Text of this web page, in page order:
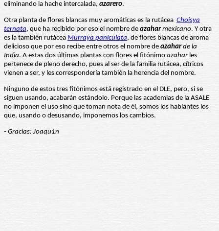
eliminando la hache intercalada, azarero.
Otra planta de flores blancas muy aromáticas es la rutácea Choisya
ternata, que ha recibido por eso el nombre de azaharmexicano. Y otra
es la también rutácea Murraya paniculata, de flores blancas de aroma
delicioso que por eso recibe entre otros el nombre de azaharde la
India. A estas dos últimas plantas con flores el fitónimo azaharles
pertenece de pleno derecho, pues al ser de la familia rutácea, cítricos
vienen a ser, y les correspondería también la herencia del nombre.
Ninguno de estos tres fitónimos está registrado en el DLE, pero, si se
siguen usando, acabarán estándolo. Porque las academias de la ASALE
no imponen el uso sino que toman nota de él, somos los hablantes los
que, usando o desusando, imponemos los cambios.
- Gracias: Joaqu1n